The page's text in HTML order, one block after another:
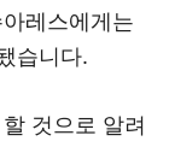
레스에게는
습니다.
것으로 알려